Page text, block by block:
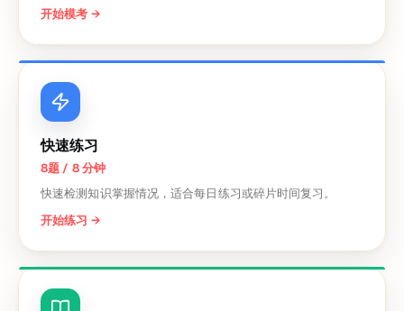
开始模考 →
快速练习
8题 / 8 分钟
快速检测知识掌握情况，适合每日练习或碎片时间复习。
开始练习 →